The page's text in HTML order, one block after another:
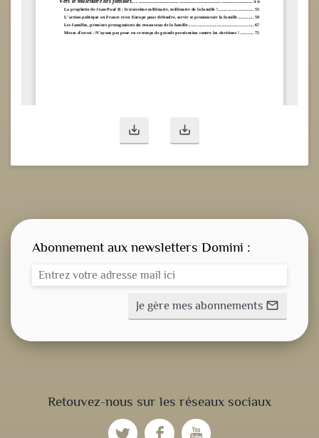
save_alt save_alt
Retouvez-nous sur les réseaux sociaux
Abonnement aux newsletters Domini :
Je gère mes abonnements mail_outline